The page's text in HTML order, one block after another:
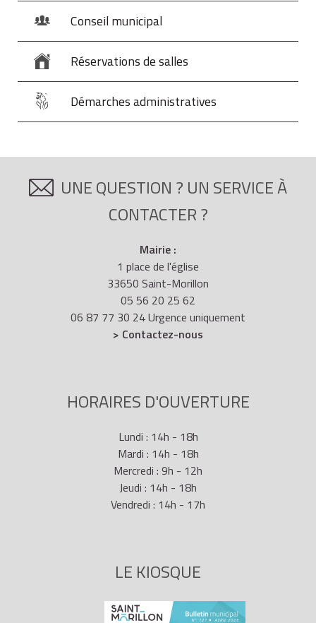
Conseil municipal
Réservations de salles
Démarches administratives
UNE QUESTION ? UN SERVICE À
CONTACTER ?
Mairie :
1 place de l'église
33650 Saint-Morillon
05 56 20 25 62
06 87 77 30 24 Urgence uniquement
> Contactez-nous
HORAIRES D'OUVERTURE
Lundi : 14h - 18h
Mardi : 14h - 18h
Mercredi : 9h - 12h
Jeudi : 14h - 18h
Vendredi : 14h - 17h
LE KIOSQUE